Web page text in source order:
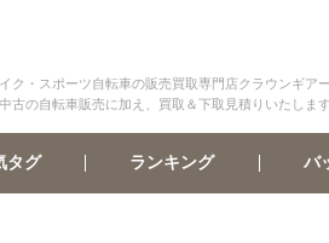
ク・スポーツ自転車の販売買取専門店クラウンギア
古の自転車販売に加え、買取＆下取見積りいたします
タグ ランキング バ